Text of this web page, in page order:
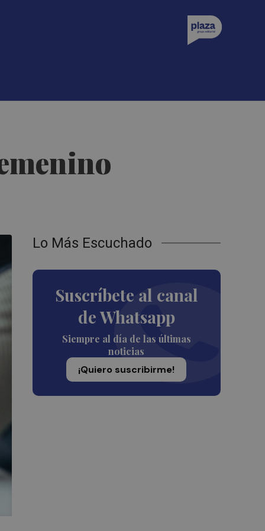
Lo Más Escuchado
Suscríbete al canal
de Whatsapp
Siempre al día de las últimas
noticias
¡Quiero suscribirme!